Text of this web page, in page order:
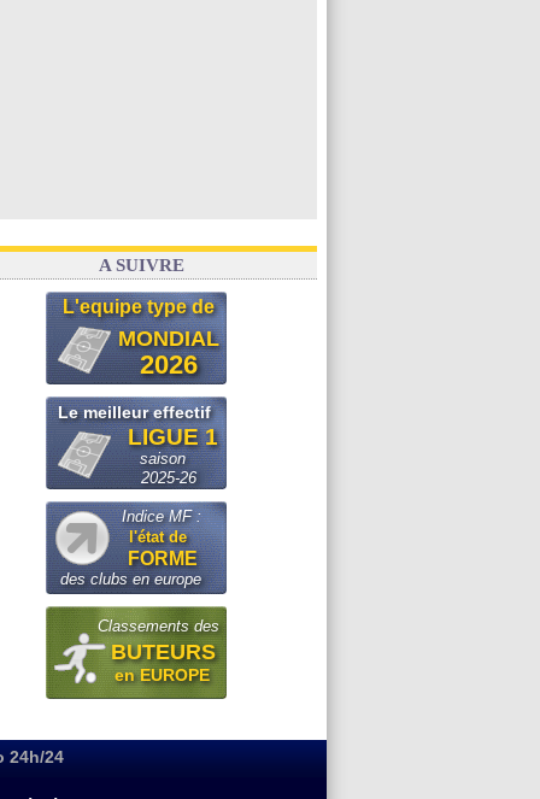
A SUIVRE
L'equipe type de
MONDIAL
2026
Le meilleur effectif
LIGUE 1
saison
2025-26
Indice MF :
l'état de
FORME
des clubs en europe
Classements des
BUTEURS
en EUROPE
24h/24